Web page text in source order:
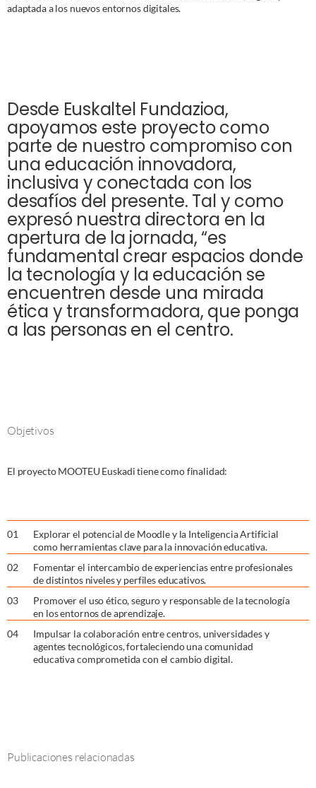
adaptada a los nuevos entornos digitales.
Desde Euskaltel Fundazioa,
apoyamos este proyecto como
parte de nuestro compromiso con
una educación innovadora,
inclusiva y conectada con los
desafíos del presente. Tal y como
expresó nuestra directora en la
apertura de la jornada, “es
fundamental crear espacios donde
la tecnología y la educación se
encuentren desde una mirada
ética y transformadora, que ponga
a las personas en el centro.
Objetivos
El proyecto MOOTEU Euskadi tiene como finalidad:
01
Explorar el potencial de Moodle y la Inteligencia Artificial
como herramientas clave para la innovación educativa.
02
Fomentar el intercambio de experiencias entre profesionales
de distintos niveles y perfiles educativos.
03
Promover el uso ético, seguro y responsable de la tecnología
en los entornos de aprendizaje.
04
Impulsar la colaboración entre centros, universidades y
agentes tecnológicos, fortaleciendo una comunidad
educativa comprometida con el cambio digital.
Publicaciones relacionadas